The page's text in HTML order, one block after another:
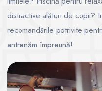
distractive alături de copii?
recomandările potrivite
antrenăm împreună!